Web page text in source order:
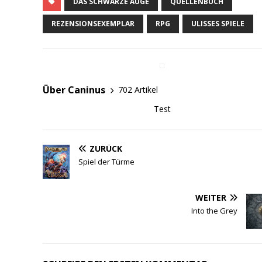
REZENSIONSEXEMPLAR RPG ULISSES SPIELE
Über Caninus
702 Artikel
Test
ZURÜCK
Spiel der Türme
WEITER
Into the Grey